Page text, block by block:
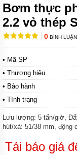
MÁY
BƠM
CHÌM
HÚT
BÙN
MÁY
BƠM
CHÌM
KHỬ
NƯỚC
MÁY
BƠM
KHÁNG
HÓA
Bơm thực
2.2 vỏ thép
0 BÌNH LUẬN
• Mã SP
• Thương hiệu
• Bảo hành
• Tình trạng
Lưu lượng: 5 tấn/giờ,
hút/xả: 51/38 mm, động
Tải báo giá